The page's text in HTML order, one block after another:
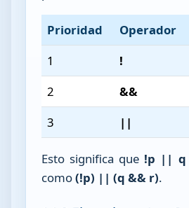
Prioridad Operador
1
!
2
&&
3
||
Esto significa que !p || q
como(!p) || (q && r).